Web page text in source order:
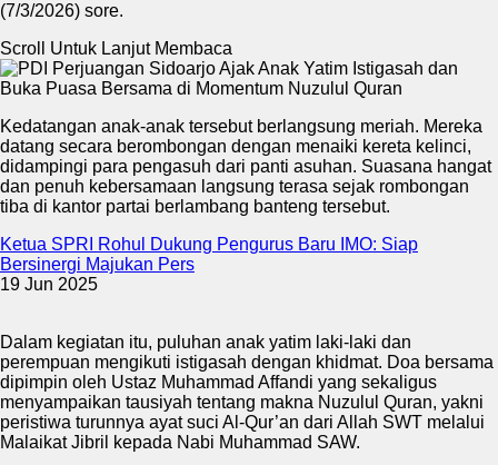
(7/3/2026) sore.
Scroll Untuk Lanjut Membaca
Kedatangan anak-anak tersebut berlangsung meriah. Mereka
datang secara berombongan dengan menaiki kereta kelinci,
didampingi para pengasuh dari panti asuhan. Suasana hangat
dan penuh kebersamaan langsung terasa sejak rombongan
tiba di kantor partai berlambang banteng tersebut.
Ketua SPRI Rohul Dukung Pengurus Baru IMO: Siap
Bersinergi Majukan Pers
19 Jun 2025
Dalam kegiatan itu, puluhan anak yatim laki-laki dan
perempuan mengikuti istigasah dengan khidmat. Doa bersama
dipimpin oleh Ustaz Muhammad Affandi yang sekaligus
menyampaikan tausiyah tentang makna Nuzulul Quran, yakni
peristiwa turunnya ayat suci Al-Qur’an dari Allah SWT melalui
Malaikat Jibril kepada Nabi Muhammad SAW.